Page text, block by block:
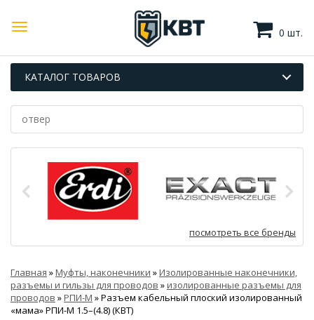
0 шт.
КАТАЛОГ ТОВАРОВ
посмотреть все бренды
Главная »Муфты, наконечники »Изолированные наконечники,
разъемы и гильзы для проводов »изолированные разъемы для
проводов »РПИ-М »Разъем кабельный плоский изолированный
«мама» РПИ-М 1.5–(4.8) (КВТ)